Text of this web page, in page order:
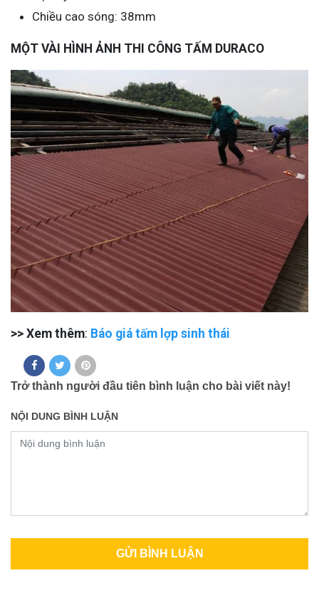
Chiều cao sóng: 38mm
MỘT VÀI HÌNH ẢNH THI CÔNG TẤM DURACO
>> Xem thêm: Báo giá tấm lợp sinh thái
Trở thành người đầu tiên bình luận cho bài viết này!
NỘI DUNG BÌNH LUẬN